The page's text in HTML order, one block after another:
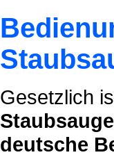
Gesetzlich
deutsche